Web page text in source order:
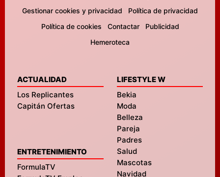
Gestionar cookies y privacidad
Política de privacidad
Política de cookies
Contactar
Publicidad
Hemeroteca
ACTUALIDAD
Los Replicantes
Capitán Ofertas
ENTRETENIMIENTO
FormulaTV
LIFESTYLE W
Bekia
Moda
Belleza
Pareja
Padres
Salud
Mascotas
Navidad